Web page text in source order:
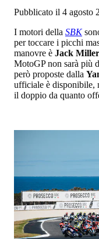
Pubblicato il 4 agosto
I motori della SBK
per toccare i picchi
manovre è Jack Miller
MotoGP non sarà più
però proposte dalla
ufficiale è disponibile,
il doppio da quanto